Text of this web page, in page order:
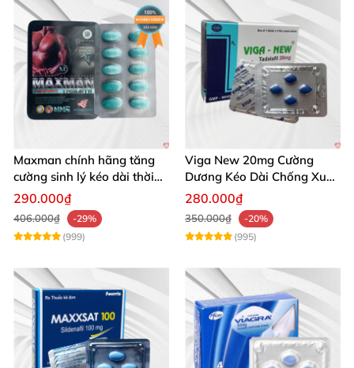
Maxman chính hãng tăng
cường sinh lý kéo dài thời
gian xuất tinh
290.000₫
406.000₫
-29%
(999)
Viga New 20mg Cường
Dương Kéo Dài Chống Xuất
Tinh Hộp 4 Viên
280.000₫
350.000₫
-20%
(995)